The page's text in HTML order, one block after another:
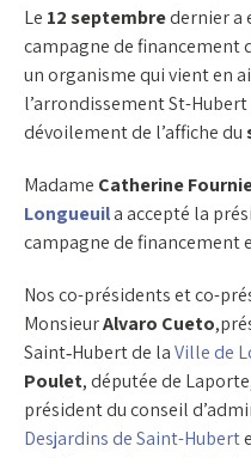
Le 12 septembredernier a
campagne de financement
un organisme qui vient en
l’arrondissement St-
dévoilement de l’affiche du
Madame Catherine
Longueuila accepté la
campagne de financement
Nos co-présidents et co-
MonsieurAlvaro Cueto
Saint‑Hubert de laVille de
Poulet, députée de
président du conseil
Desjardins de Saint-Hubert